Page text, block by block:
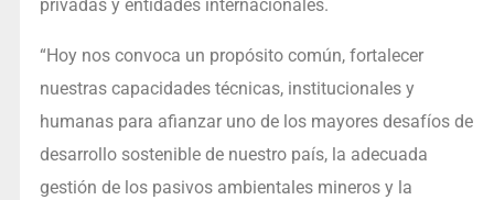
privadas y entidades internacionales.
“Hoy nos convoca un propósito común, fortalecer
nuestras capacidades técnicas, institucionales y
humanas para afianzar uno de los mayores desafíos de
desarrollo sostenible de nuestro país, la adecuada
gestión de los pasivos ambientales mineros y la